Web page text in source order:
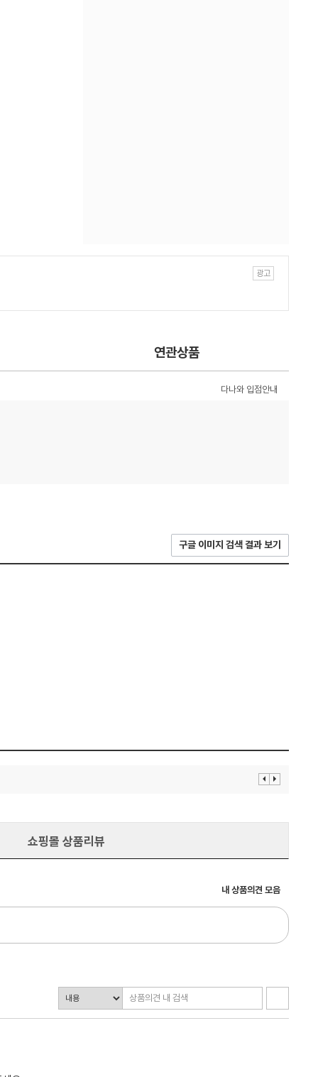
연관상품
다나와 입점안내
구글 이미지 검색 결과 보기
이 다
쇼핑몰 상품리뷰
내 상품의견 모음